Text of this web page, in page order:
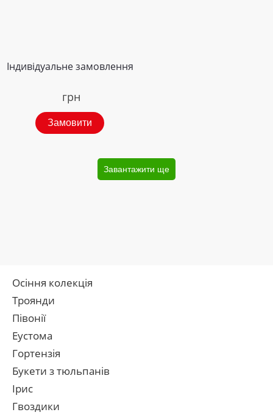
Індивідуальне замовлення
грн
Замовити
Завантажити ще
Осіння колекція
Троянди
Півонії
Еустома
Гортензія
Букети з тюльпанів
Ірис
Гвоздики